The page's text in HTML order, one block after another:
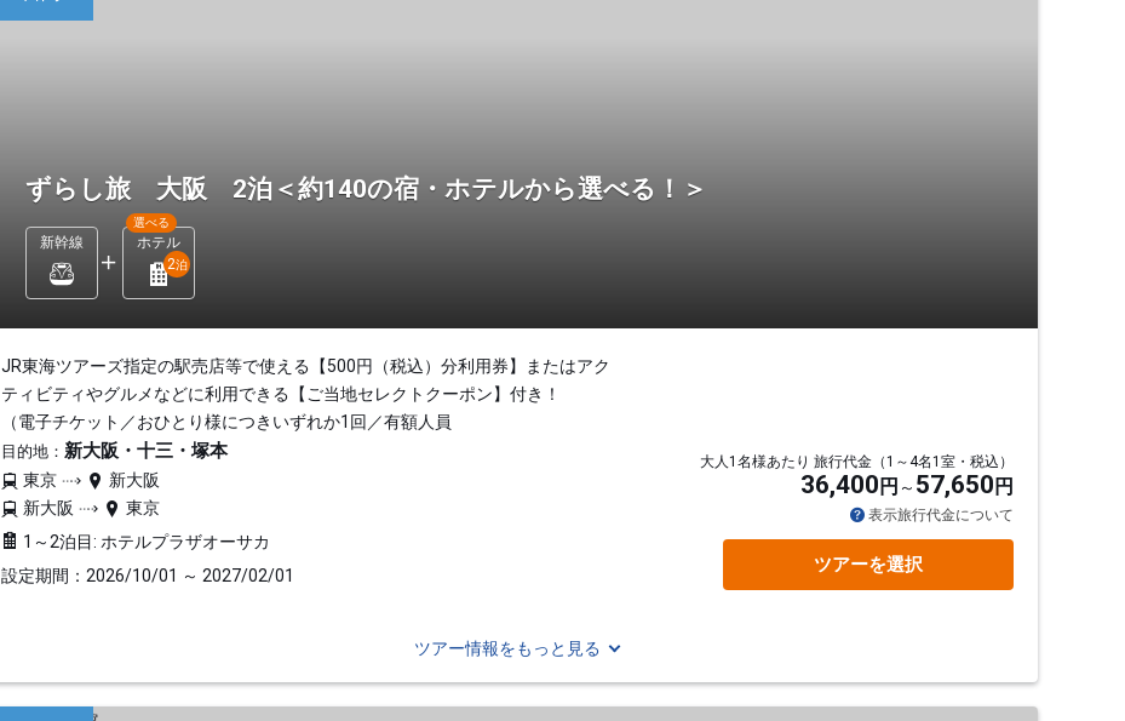
ずらし旅 大阪 2泊＜約140の宿・ホテルから選べる！＞
新幹線 ホテル
選べる
2泊
JR東海ツアーズ指定の駅売店等で使える【500円（税込）分利用券】またはアク
ティビティやグルメなどに利用できる【ご当地セレクトクーポン】付き！
（電子チケット／おひとり様につきいずれか1回／有額人員
目的地： 新大阪・十三・塚本
東京
新大阪
新大阪
東京
1～2泊目: ホテルプラザオーサカ
設定期間：2026/10/01 ～ 2027/02/01
大人1名様あたり 旅行代金（1～4名1室・税込）
36,400 円 57,650 円
表示旅行代金について
ツアーを選択
ツアー情報をもっと見る